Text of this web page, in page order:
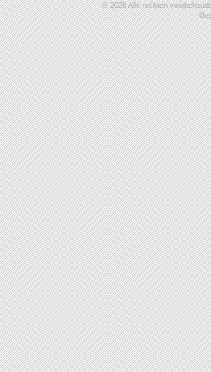
© 2026 Alle rechten